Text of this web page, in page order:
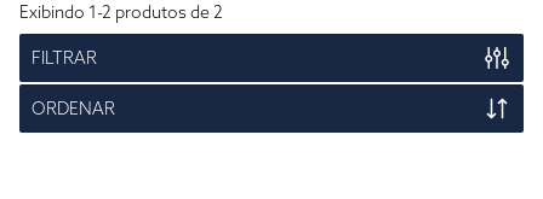
Exibindo 1-2 produtos de 2
FILTRAR
ORDENAR